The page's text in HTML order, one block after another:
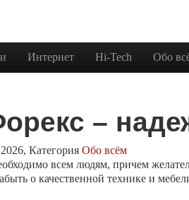
Интернет Hi-Tech Обо
–
Категория Обо всём
всем людям, причем
о качественной технике и